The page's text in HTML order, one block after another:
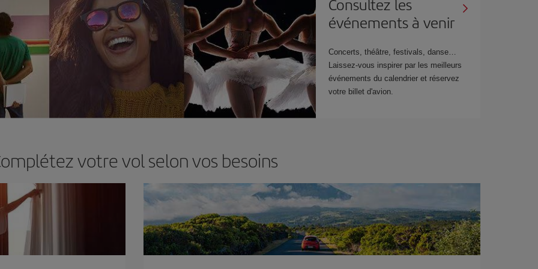
événements à venir
Concerts, théâtre, festivals, danse…
Laissez-vous inspirer par les meilleurs
événements du calendrier et réservez
votre billet d'avion.
votre vol selon vos besoins